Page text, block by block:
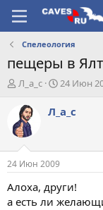
Спелеология
пещеры в
А
т
о
р
т
е
м
ы
Л_а_с
Д
т
а
а
л
а
24 Июн
Л_а_с
24 Июн 2009
Алоха, други!
а есть ли